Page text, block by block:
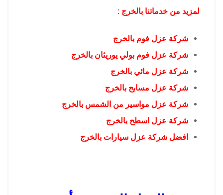
لمزيد من خدماتنا بالخرج :
شركة عزل فوم بالخرج
شركة عزل فوم بولي يوريثان بالخرج
شركة عزل مائي بالخرج
شركة عزل مسابح بالخرج
شركة عزل مواسير من الشمس بالخرج
شركة عزل اسطح بالخرج
افضل شركة عزل سيارات بالخرج